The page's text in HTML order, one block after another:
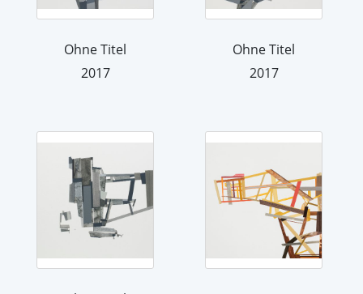
Ohne Titel
2017
Ohne Titel
2017